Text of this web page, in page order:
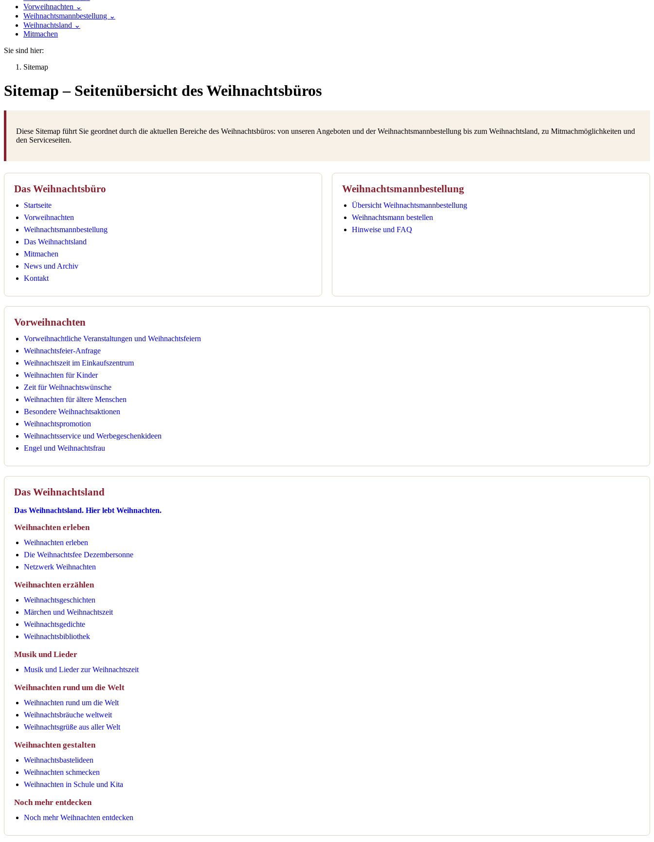
Vorweihnachten ⌄
Weihnachtsmannbestellung ⌄
Weihnachtsland ⌄
Mitmachen
Sie sind hier:
Sitemap
Sitemap – Seitenübersicht des Weihnachtsbüros
Diese Sitemap führt Sie geordnet durch die aktuellen Bereiche des Weihnachtsbüros: von unseren Angeboten und der Weihnachtsmannbestellung bis zum Weihnachtsland, zu Mitmachmöglichkeiten und
den Serviceseiten.
Das Weihnachtsbüro
Startseite
Vorweihnachten
Weihnachtsmannbestellung
Das Weihnachtsland
Mitmachen
News und Archiv
Kontakt
Weihnachtsmannbestellung
Übersicht Weihnachtsmannbestellung
Weihnachtsmann bestellen
Hinweise und FAQ
Vorweihnachten
Vorweihnachtliche Veranstaltungen und Weihnachtsfeiern
Weihnachtsfeier-Anfrage
Weihnachtszeit im Einkaufszentrum
Weihnachten für Kinder
Zeit für Weihnachtswünsche
Weihnachten für ältere Menschen
Besondere Weihnachtsaktionen
Weihnachtspromotion
Weihnachtsservice und Werbegeschenkideen
Engel und Weihnachtsfrau
Das Weihnachtsland
Das Weihnachtsland. Hier lebt Weihnachten.
Weihnachten erleben
Weihnachten erleben
Die Weihnachtsfee Dezembersonne
Netzwerk Weihnachten
Weihnachten erzählen
Weihnachtsgeschichten
Märchen und Weihnachtszeit
Weihnachtsgedichte
Weihnachtsbibliothek
Musik und Lieder
Musik und Lieder zur Weihnachtszeit
Weihnachten rund um die Welt
Weihnachten rund um die Welt
Weihnachtsbräuche weltweit
Weihnachtsgrüße aus aller Welt
Weihnachten gestalten
Weihnachtsbastelideen
Weihnachten schmecken
Weihnachten in Schule und Kita
Noch mehr entdecken
Noch mehr Weihnachten entdecken